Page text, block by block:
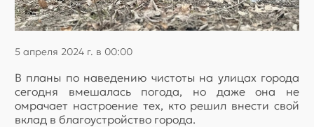
5 апреля 2024 г. в 00:00
В планы по наведению чистоты на улицах города
сегодня вмешалась погода, но даже она не
омрачает настроение тех, кто решил внести свой
вклад в благоустройство города.